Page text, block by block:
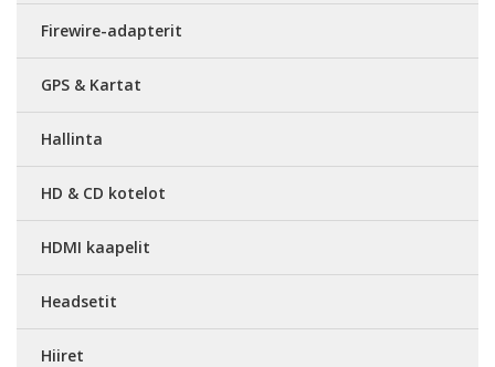
Firewire-adapterit
GPS & Kartat
Hallinta
HD & CD kotelot
HDMI kaapelit
Headsetit
Hiiret